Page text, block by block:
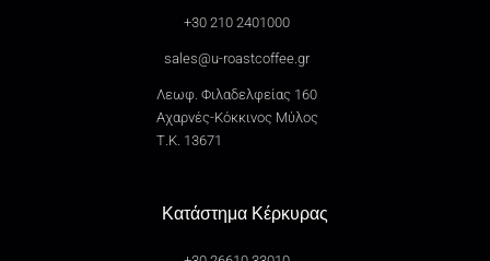
+30 210 2401000
sales@u-roastcoffee.gr
Λεωφ. Φιλαδελφείας 160
Αχαρνές-Κόκκινος Μύλος
Τ.Κ. 13671
Κατάστημα Κέρκυρας